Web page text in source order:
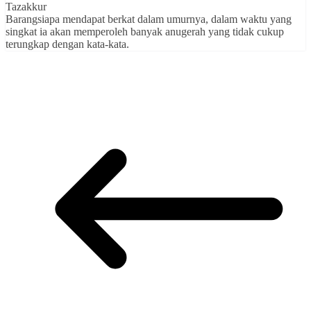
Tazakkur
Barangsiapa mendapat berkat dalam umurnya, dalam waktu yang
singkat ia akan memperoleh banyak anugerah yang tidak cukup
terungkap dengan kata-kata.